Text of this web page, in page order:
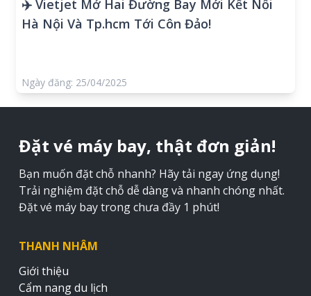
✈️ Vietjet Mở Hai Đường Bay Mới Kết Nối
Hà Nội Và Tp.hcm Tới Côn Đảo!
Ngày đăng: 25/04/2025
Đặt vé máy bay, thật đơn giản!
Bạn muốn đặt chỗ nhanh? Hãy tải ngay ứng dụng!
Trải nghiệm đặt chỗ dễ dàng và nhanh chóng nhất.
Đặt vé máy bay trong chưa đầy 1 phút!
THANH NHÂM
Giới thiệu
Cẩm nang du lịch